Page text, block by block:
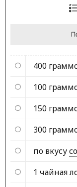
400
100
150
300
по вкусу
1 чайная